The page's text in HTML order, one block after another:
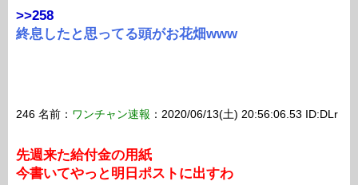
>>258
終息したと思ってる頭がお花畑www
246 名前： ワンチャン速報 ：2020/06/13(土) 20:56:06.53 ID:DLr
先週来た給付金の用紙
今書いてやっと明日ポストに出すわ